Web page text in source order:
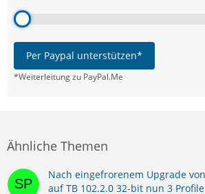
Per Paypal unterstützen*
*Weiterleitung zu PayPal.Me
Ähnliche Themen
Nach eingefrorenem Upgrade
auf TB 102.2.0 32-bit nun 3